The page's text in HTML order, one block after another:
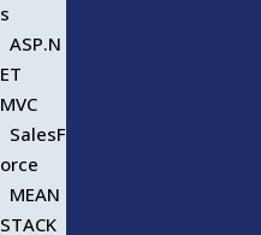
s
ASP.N
ET
MVC
SalesF
orce
MEAN
STACK